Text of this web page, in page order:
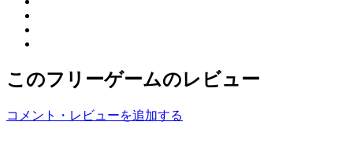
このフリーゲームのレビュー
コメント・レビューを追加する